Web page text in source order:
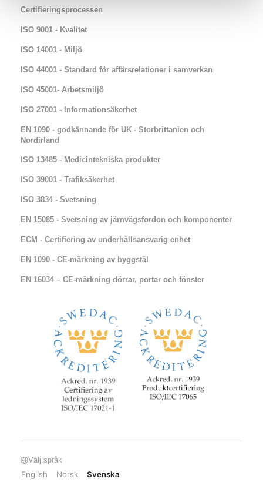
Certifieringsprocessen
ISO 9001 - Kvalitet
ISO 14001 - Miljö
ISO 44001 - Standard för affärsrelationer i samverkan
ISO 45001- Arbetsmiljö
ISO 27001 - Informationsäkerhet
EN 1090 - godkännande för UK - Storbrittanien och
Nordirland​​
ISO 13485 - Medicintekniska produkter
ISO 39001 - Trafiksäkerhet
ISO 3834 - Svetsning
EN 15085 - Svetsning av järnvägsfordon och komponenter
ECM - Certifiering av underhållsansvarig enhet
EN 1090 - CE-märkning av byggstål
EN 16034 – CE-märkning dörrar, portar och fönster​​
Välj språk
English Norsk Svenska